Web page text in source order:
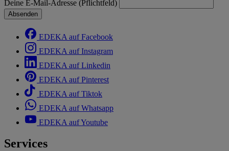
Deine E-Mail-Adresse (Pflichtfeld)
Absenden
EDEKA auf Facebook
EDEKA auf Instagram
EDEKA auf Linkedin
EDEKA auf Pinterest
EDEKA auf Tiktok
EDEKA auf Whatsapp
EDEKA auf Youtube
Services